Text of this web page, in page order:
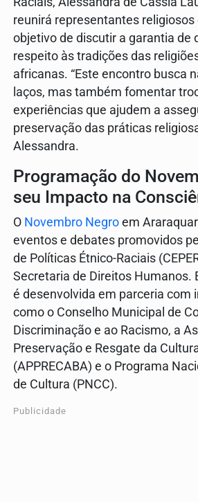
reunirá representantes
objetivo de discutir a garantia de
respeito às tradições das
africanas. “Este encontro busca
laços, mas também fomentar
experiências que ajudem a
preservação das práticas
Alessandra.
Programação do
seu Impacto na
O Novembro Negro em
eventos e debates promovidos
de Políticas Étnico-Raciais
Secretaria de Direitos Humanos.
é desenvolvida em parceria com
como o Conselho Municipal de
Discriminação e ao Racismo, a
Preservação e Resgate da
(APPRECABA) e o Programa
de Cultura (PNCC).
Publicidade